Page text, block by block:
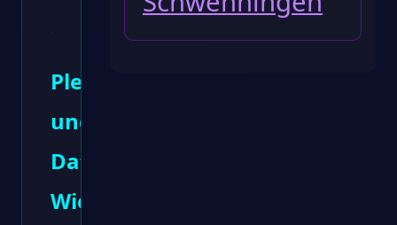
Plesk
und
Datenbankoptimierung:
Wie